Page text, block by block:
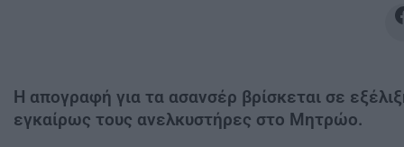
Η απογραφή για τα ασανσέρ βρίσκεται σε
εγκαίρως τους ανελκυστήρες στο Μητρώο.